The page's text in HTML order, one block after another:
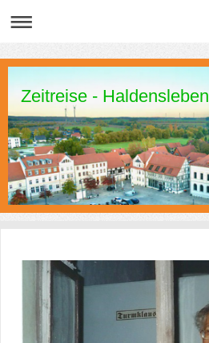
Zeitreise - Haldensleben